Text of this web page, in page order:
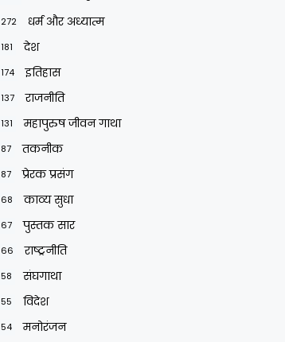
272 धर्म और अध्यात्म
181 देश
174 इतिहास
137 राजनीति
131 महापुरुष जीवन गाथा
87 तकनीक
87 प्रेरक प्रसंग
68 काव्य सुधा
67 पुस्तक सार
66 राष्ट्रनीति
58 संघगाथा
55 विदेश
54 मनोरंजन